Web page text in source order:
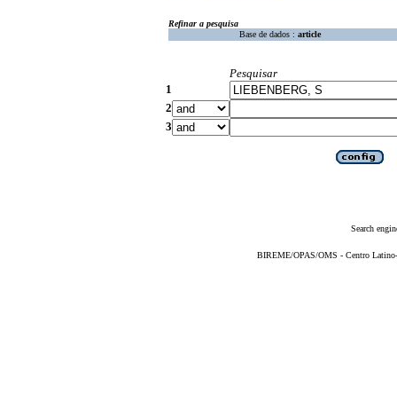
Refinar a pesquisa
Base de dados : article
Pesquisar
1
2
3
Search
BIREME/OPAS/OMS - Centro Latino-